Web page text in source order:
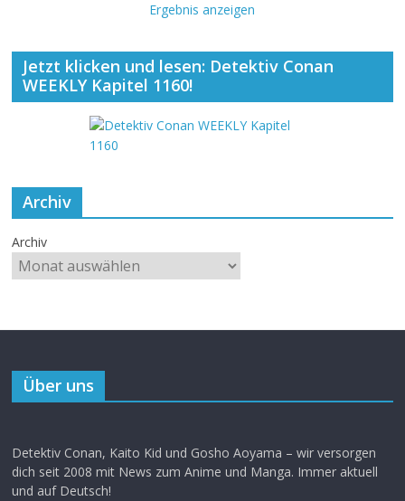
Ergebnis anzeigen
Jetzt klicken und lesen: Detektiv Conan
WEEKLY Kapitel 1160!
Archiv
Archiv
Über uns
Detektiv Conan, Kaito Kid und Gosho Aoyama – wir versorgen
dich seit 2008 mit News zum Anime und Manga. Immer aktuell
und auf Deutsch!